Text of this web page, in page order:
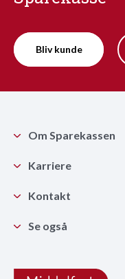
Bliv kunde
Om Sparekassen
Karriere
Kontakt
Se også